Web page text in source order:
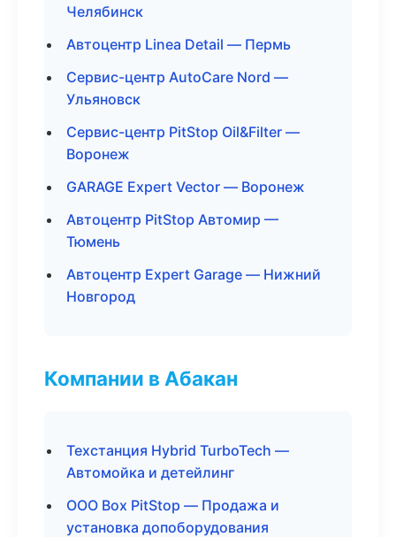
Челябинск
Автоцентр Linea Detail — Пермь
Сервис-центр AutoCare Nord —
Ульяновск
Сервис-центр PitStop Oil&Filter —
Воронеж
GARAGE Expert Vector — Воронеж
Автоцентр PitStop Автомир —
Тюмень
Автоцентр Expert Garage — Нижний
Новгород
Компании в Абакан
Техстанция Hybrid TurboTech —
Автомойка и детейлинг
ООО Box PitStop — Продажа и
установка допоборудования